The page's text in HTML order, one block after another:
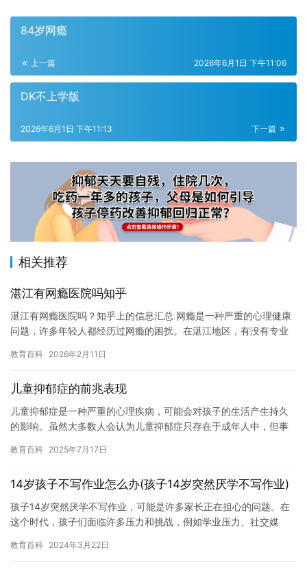
84岁网瘾
上一篇 2026年6月1日 下午11:06
DK不上学版
下一篇
2026年6月1日 下午11:13
相关推荐
湛江有网瘾医院吗知乎
湛江有网瘾医院吗？知乎上的信息汇总 网瘾是一种严重的心理健康
问题，许多年轻人都经历过网瘾的困扰。在湛江地区，有没有专业
湛江…
教育百科 2026年2月11日
儿童抑郁症的前兆表现
儿童抑郁症是一种严重的心理疾病，可能会对孩子的生活产生持久
的影响。虽然大多数人会认为儿童抑郁症只存在于成年人中，但事
su…
教育百科 2025年7月17日
14岁孩子不写作业怎么办(孩子14岁突然厌学不写作业)
孩子14岁突然厌学不写作业，可能是许多家长正在担心的问题。在
这个时代，孩子们面临许多压力和挑战，例如学业压力、社交媒
学，不…
教育百科 2024年3月22日